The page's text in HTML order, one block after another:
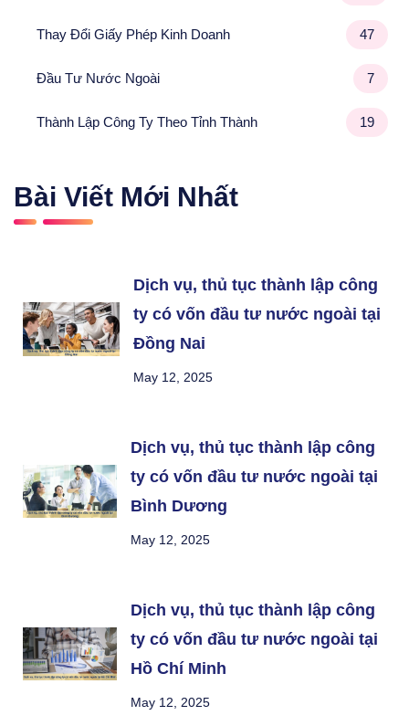
Thay Đổi Giấy Phép Kinh Doanh 47
Đầu Tư Nước Ngoài 7
Thành Lập Công Ty Theo Tỉnh Thành 19
Bài Viết Mới Nhất
Dịch vụ, thủ tục thành lập công
ty có vốn đầu tư nước ngoài tại
Đồng Nai
May 12, 2025
Dịch vụ, thủ tục thành lập công
ty có vốn đầu tư nước ngoài tại
Bình Dương
May 12, 2025
Dịch vụ, thủ tục thành lập công
ty có vốn đầu tư nước ngoài tại
Hồ Chí Minh
May 12, 2025